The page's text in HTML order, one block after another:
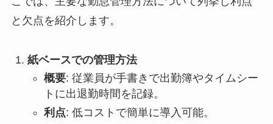
と欠点を紹介します。
紙ベースでの管理方法
概要: 従業員が手書きで出勤簿やタイムシー
トに出退勤時間を記録。
利点: 低コストで簡単に導入可能。